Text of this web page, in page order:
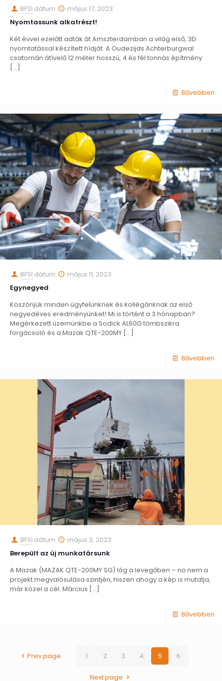
BFSI dátum
május 17, 2023
Nyomtassunk alkatrészt!
Két évvel ezelőtt adták át Amszterdamban a világ első, 3D
nyomtatással készített hídját. A Oudezijds Achterburgwal
csatornán átívelő 12 méter hosszú, 4 és fél tonnás építmény
[…]
Bővebben
BFSI dátum
május 11, 2023
Egynegyed
Köszönjük minden ügyfelünknek és kollégánknak az első
negyedéves eredményünket! Mi is történt a 3 hónapban?
Megérkezett üzemünkbe a Sodick AL60G tömbszikra
forgácsoló és a Mazak QTE-200MY […]
Bővebben
BFSI dátum
május 3, 2023
Berepült az új munkatársunk
A Mazak (MAZAK QTE-200MY SG) lóg a levegőben – no nem a
projekt megvalósulása szintjén, hiszen ahogy a kép is mutatja,
már közel a cél. Március […]
Bővebben
Prev page 1 2 3 4 5 6
Next page